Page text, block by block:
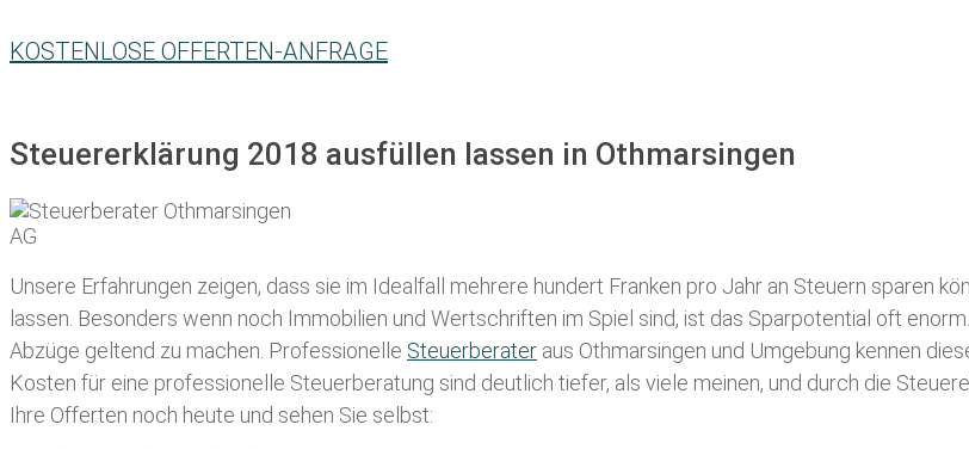
KOSTENLOSE OFFERTEN-ANFRAGE
Steuererklärung 2018 ausfüllen lassen in Othmarsingen
Unsere Erfahrungen zeigen, dass sie im Idealfall mehrere hundert Franken pro Jahr an Steuern sparen
lassen . Besonders wenn noch Immobilien und Wertschriften im Spiel sind, ist das Sparpotential oft
Abzüge geltend zu machen. Professionelle Steuerberater aus Othmarsingen und Umgebung kennen
Kosten für eine professionelle Steuerberatung sind deutlich tiefer, als viele meinen, und durch die
Ihre Offerten noch heute und sehen Sie selbst: